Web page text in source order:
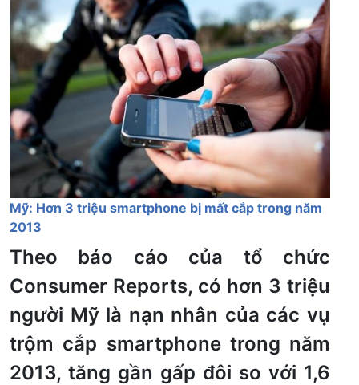
Mỹ: Hơn 3 triệu smartphone bị mất cắp trong năm
2013
Theo báo cáo của tổ chức
Consumer Reports, có hơn 3 triệu
người Mỹ là nạn nhân của các vụ
trộm cắp smartphone trong năm
2013, tăng gần gấp đôi so với 1,6